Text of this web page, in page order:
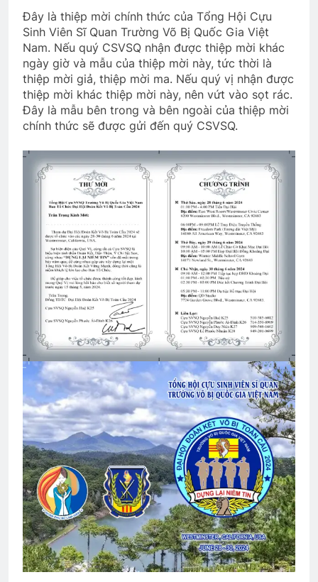
Phân Ưu CSVSQ Lương Huỳnh Hương
K16
2 Years Ago
TIỆC ĐÊM Ở TRẠI HỌ TẢ (Đỗ Phủ)
GIẤC MƠ PHỤC QUỐC (Đỗ Phủ)
3 Years Ago
TẠI SAO?
3 Years Ago
Thăm phu nhân NT Võ Thành Khiết K10
2 Years Ago
CSVSQ Võ Công Khánh K19
2 Years Ago
Hành Trang Giã Từ 2
2 Years Ago
Bình Dương 1970
2 Years Ago
The Vietnam War
2 Years Ago
Đây là thiệp mời chính thức của Tổng Hội Cựu
Sinh Viên Sĩ Quan Trường Võ Bị Quốc Gia Việt
Nam. Nếu quý CSVSQ nhận được thiệp mời khác
ngày giờ và mẫu của thiệp mời này, tức thời là
thiệp mời giả, thiệp mời ma. Nếu quý vị nhận được
thiệp mời khác thiệp mời này, nên vứt vào sọt rác.
Đây là mẫu bên trong và bên ngoài của thiệp mời
chính thức sẽ được gửi đến quý CSVSQ.